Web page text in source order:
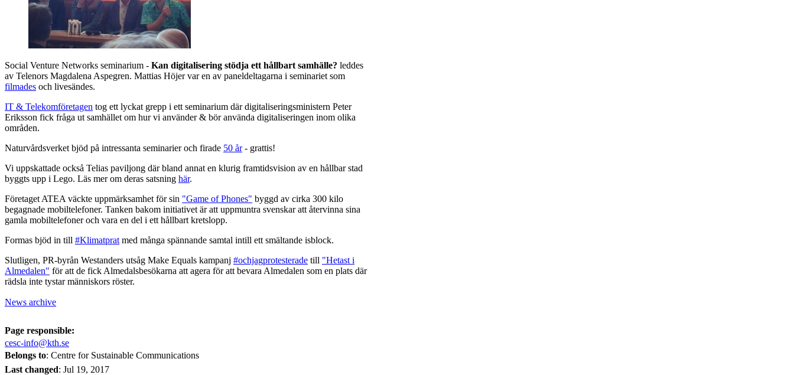
Social Venture Networks seminarium - Kan digitalisering stödja ett hållbart samhälle? leddes
av Telenors Magdalena Aspegren. Mattias Höjer var en av paneldeltagarna i seminariet som
filmades och livesändes.
IT & Telekomföretagen tog ett lyckat grepp i ett seminarium där digitaliseringsministern Peter
Eriksson fick fråga ut samhället om hur vi använder & bör använda digitaliseringen inom olika
områden.
Naturvårdsverket bjöd på intressanta seminarier och firade 50 år- grattis!
Vi uppskattade också Telias paviljong där bland annat en klurig framtidsvision av en hållbar stad
byggts upp i Lego. Läs mer om deras satsning här.
Företaget ATEA väckte uppmärksamhet för sin "Game of Phones" byggd av cirka 300 kilo
begagnade mobiltelefoner. Tanken bakom initiativet är att uppmuntra svenskar att återvinna sina
gamla mobiltelefoner och vara en del i ett hållbart kretslopp.
Formas bjöd in till #Klimatprat med många spännande samtal intill ett smältande isblock.
Slutligen, PR-byrån Westanders utsåg Make Equals kampanj #ochjagprotesterade till "Hetast i
Almedalen" för att de fick Almedalsbesökarna att agera för att bevara Almedalen som en plats där
rädsla inte tystar människors röster.
News archive
Page responsible:
cesc-info@kth.se
Belongs to: Centre for Sustainable Communications
Last changed: Jul 19, 2017